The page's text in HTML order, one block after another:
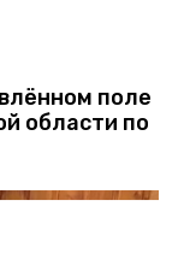
поле
области по